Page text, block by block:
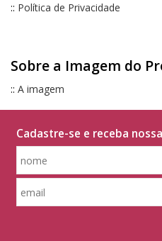
:: Política de Privacidade
Sobre a Imagem do
:: A imagem
Cadastre-se e receba